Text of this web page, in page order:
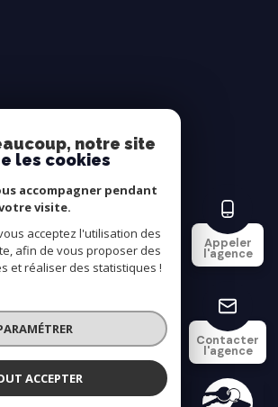
SAINT AY IMMOBILIER
Appeler
l'agence
Contacter
l'agence
réservés
par
notre site
les cookies
accompagner pendant
visite.
acceptez l'utilisation des
afin de vous proposer des
et réaliser des statistiques !
ACCEPTER